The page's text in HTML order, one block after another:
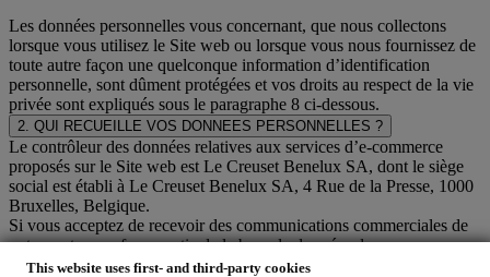
This website uses first- and third-party cookies
Les données personnelles vous concernant, que nous collectons
lorsque vous utilisez le Site web ou lorsque vous nous fournissez de
toute autre façon une quelconque information d’identification
personnelle, sont dûment protégées et vos droits au respect de la vie
privée sont expliqués sous le paragraphe 8 ci-dessous.
2. QUI RECUEILLE VOS DONNEES PERSONNELLES ?
Le contrôleur des données relatives aux services d’e-commerce
proposés sur le Site web est Le Creuset Benelux SA, dont le siège
social est établi à Le Creuset Benelux SA, 4 Rue de la Presse, 1000
Bruxelles, Belgique.
Si vous acceptez de recevoir des communications commerciales de
notre part, vous ferez partie de la base de données des
consommateurs du groupe Le Creuset. Celle-ci est gérée